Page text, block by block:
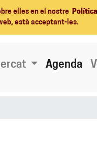
elles en el nostre
està acceptant-les.
Agenda